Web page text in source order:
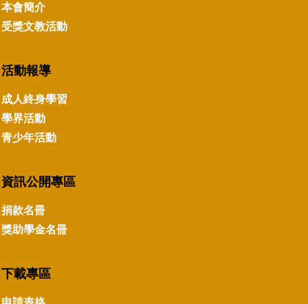
本會簡介
受獎文教活動
活動報導
成人終身學習
學界活動
青少年活動
資訊公開專區
捐款名冊
獎助學金名冊
下載專區